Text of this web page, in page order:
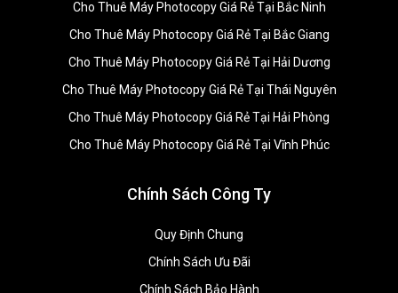
Cho Thuê Máy Photocopy Giá Rẻ Tại Bắc Ninh
Cho Thuê Máy Photocopy Giá Rẻ Tại Bắc Giang
Cho Thuê Máy Photocopy Giá Rẻ Tại Hải Dương
Cho Thuê Máy Photocopy Giá Rẻ Tại Thái Nguyên
Cho Thuê Máy Photocopy Giá Rẻ Tại Hải Phòng
Cho Thuê Máy Photocopy Giá Rẻ Tại Vĩnh Phúc
Chính Sách Công Ty
Quy Định Chung
Chính Sách Ưu Đãi
Chính Sách Bảo Hành